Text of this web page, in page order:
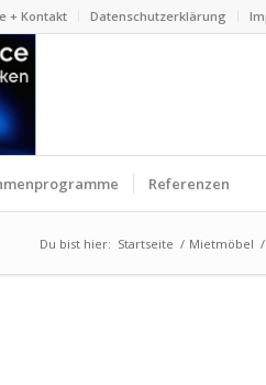
+ Kontakt Datenschutzerklärung
Referenzen
Du bist hier: Startseite / Mietmöbel /